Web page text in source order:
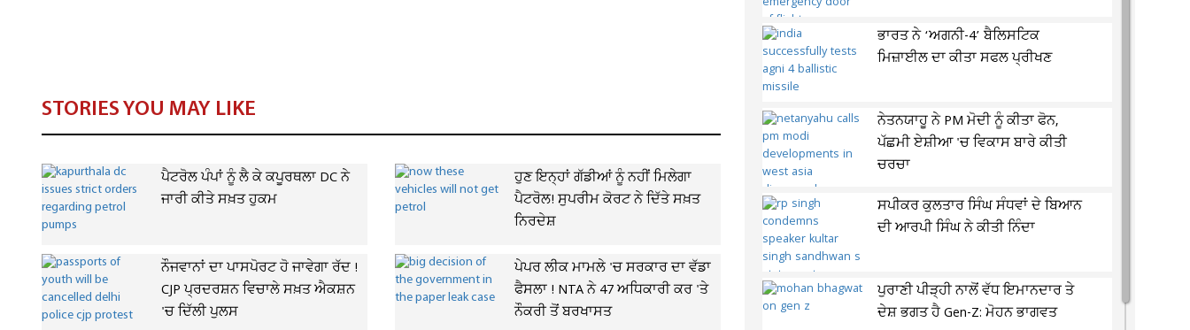
STORIES YOU MAY LIKE
ਪੈਟਰੋਲ ਪੰਪਾਂ ਨੂੰ ਲੈ ਕੇ ਕਪੂਰਥਲਾ DC ਨੇ
ਜਾਰੀ ਕੀਤੇ ਸਖ਼ਤ ਹੁਕਮ
ਹੁਣ ਇਨ੍ਹਾਂ ਗੱਡੀਆਂ ਨੂੰ ਨਹੀਂ ਮਿਲੇਗਾ
ਪੈਟਰੋਲ! ਸੁਪਰੀਮ ਕੋਰਟ ਨੇ ਦਿੱਤੇ ਸਖ਼ਤ
ਨਿਰਦੇਸ਼
ਨੌਜਵਾਨਾਂ ਦਾ ਪਾਸਪੋਰਟ ਹੋ ਜਾਵੇਗਾ ਰੱਦ !
CJP ਪ੍ਰਦਰਸ਼ਨ ਵਿਚਾਲੇ ਸਖ਼ਤ ਐਕਸ਼ਨ
'ਚ ਦਿੱਲੀ ਪੁਲਸ
ਪੇਪਰ ਲੀਕ ਮਾਮਲੇ 'ਚ ਸਰਕਾਰ ਦਾ ਵੱਡਾ
ਫੈਸਲਾ ! NTA ਨੇ 47 ਅਧਿਕਾਰੀ ਕਰ 'ਤੇ
ਨੌਕਰੀ ਤੋਂ ਬਰਖਾਸਤ
ਭਾਰਤ ਨੇ ‘ਅਗਨੀ-4’ ਬੈਲਿਸਟਿਕ
ਮਿਜ਼ਾਈਲ ਦਾ ਕੀਤਾ ਸਫਲ ਪ੍ਰੀਖਣ
ਨੇਤਨਯਾਹੂ ਨੇ PM ਮੋਦੀ ਨੂੰ ਕੀਤਾ ਫੋਨ,
ਪੱਛਮੀ ਏਸ਼ੀਆ 'ਚ ਵਿਕਾਸ ਬਾਰੇ ਕੀਤੀ
ਚਰਚਾ
ਸਪੀਕਰ ਕੁਲਤਾਰ ਸਿੰਘ ਸੰਧਵਾਂ ਦੇ ਬਿਆਨ
ਦੀ ਆਰਪੀ ਸਿੰਘ ਨੇ ਕੀਤੀ ਨਿੰਦਾ
ਪੁਰਾਣੀ ਪੀੜ੍ਹੀ ਨਾਲੋਂ ਵੱਧ ਇਮਾਨਦਾਰ ਤੇ
ਦੇਸ਼ ਭਗਤ ਹੈ Gen-Z: ਮੋਹਨ ਭਾਗਵਤ